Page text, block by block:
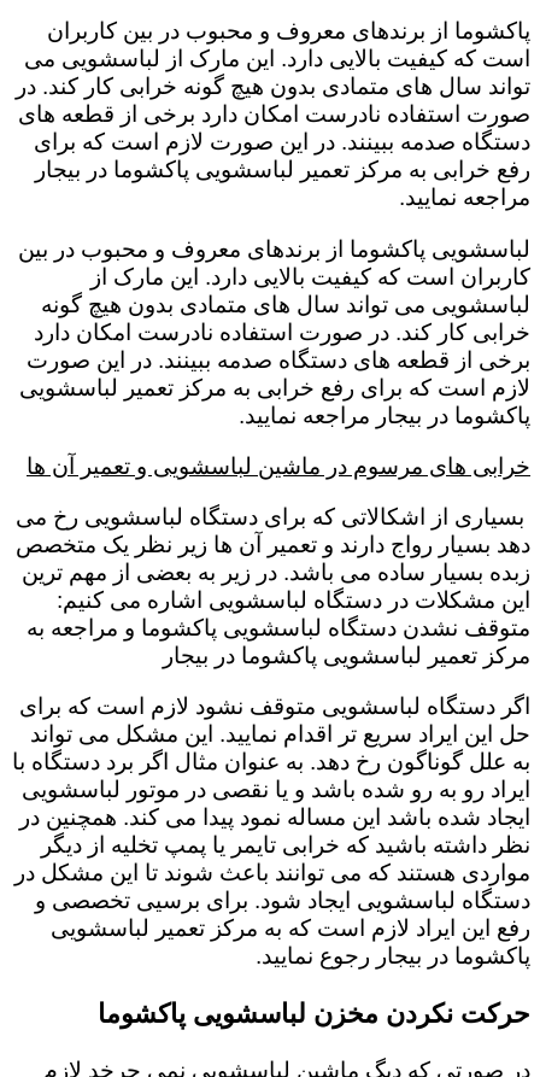
پاکشوما از برندهای معروف و محبوب در بین کاربران
است که کیفیت بالایی دارد. این مارک از لباسشویی می
تواند سال های متمادی بدون هیچ گونه خرابی کار کند. در
صورت استفاده نادرست امکان دارد برخی از قطعه های
دستگاه صدمه ببینند. در این صورت لازم است که برای
رفع خرابی به مرکز تعمیر لباسشویی پاکشوما در بیجار
مراجعه نمایید.
لباسشویی پاکشوما از برندهای معروف و محبوب در بین
کاربران است که کیفیت بالایی دارد. این مارک از
لباسشویی می تواند سال های متمادی بدون هیچ گونه
خرابی کار کند. در صورت استفاده نادرست امکان دارد
برخی از قطعه های دستگاه صدمه ببینند. در این صورت
لازم است که برای رفع خرابی به مرکز تعمیر لباسشویی
پاکشوما در بیجار مراجعه نمایید.
خرابی های مرسوم در ماشین لباسشویی و تعمیر آن ها
بسیاری از اشکالاتی که برای دستگاه لباسشویی رخ می
دهد بسیار رواج دارند و تعمیر آن ها زیر نظر یک متخصص
زبده بسیار ساده می باشد. در زیر به بعضی از مهم ترین
این مشکلات در دستگاه لباسشویی اشاره می کنیم:
متوقف نشدن دستگاه لباسشویی پاکشوما و مراجعه به
مرکز تعمیر لباسشویی پاکشوما در بیجار
اگر دستگاه لباسشویی متوقف نشود لازم است که برای
حل این ایراد سریع تر اقدام نمایید. این مشکل می تواند
به علل گوناگون رخ دهد. به عنوان مثال اگر برد دستگاه با
ایراد رو به رو شده باشد و یا نقصی در موتور لباسشویی
ایجاد شده باشد این مساله نمود پیدا می کند. همچنین در
نظر داشته باشید که خرابی تایمر یا پمپ تخلیه از دیگر
مواردی هستند که می توانند باعث شوند تا این مشکل در
دستگاه لباسشویی ایجاد شود. برای برسیی تخصصی و
رفع این ایراد لازم است که به مرکز تعمیر لباسشویی
پاکشوما در بیجار رجوع نمایید.
حرکت نکردن مخزن لباسشویی پاکشوما
در صورتی که دیگ ماشین لباسشویی نمی چرخد لازم